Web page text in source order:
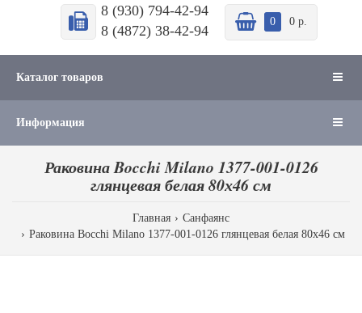
8 (930) 794-42-94
8 (4872) 38-42-94
0 0 р.
Каталог товаров
Информация
Раковина Bocchi Milano 1377-001-0126
глянцевая белая 80х46 см
Главная
Санфаянс
Раковина Bocchi Milano 1377-001-0126 глянцевая белая 80х46 см